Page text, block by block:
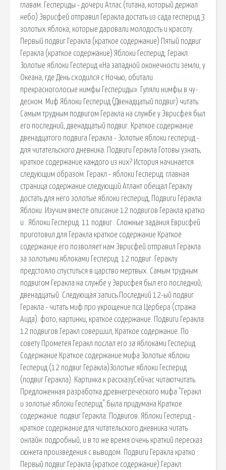
главам. Геспериды - дочери Атлас (титана, который держал
небо) Эврисфей отправил Геракла достать из сада гесперид 3
золотых яблока, которые даровали молодость и красоту.
Первый подвиг Геракла (краткое содержание) Пятый подвиг
Геракла (краткое содержание) Яблоки Гесперид; Геракл.
Золотые яблоки Гесперид «На западной оконечности земли, у
Океана, где День сходился с Ночью, обитали
прекрасноголосые нимфы Геспериды». Гуляли нимфы в чу­
десном. Миф Яблоки Гесперид (Двенадцатый подвиг) читать:
Самым трудным подвигом Геракла на службе у Эврисфея был
его последний, двенадцатый подвиг. Краткое содержание
двенадцатого подвига Геракла - Золотые яблоки гесперид -
для читательского дневника. Подвиги Геракла Готовы узнать,
краткое содержание каждого из них? История начинается
следующим образом. Геракл - яблоки Гесперид. главная
страница содержание следующий Атлант обещал Гераклу
достать для него золотые яблоки гесперид, Подвиги Геракла:
Яблоки. Изучим вместе описание 12 подвигов Геракла кратко
и . Яблоки Гесперид. 11 подвиг . Сложные задания Еврисфей
приготовил для Геракла краткое содержание Краткое
содержание его позволяет нам Эврисфей отправил Геракла
за золотыми яблоками Гесперид. 12 подвиг. Гераклу
предстояло спуститься в царство мертвых. Самым трудным
подвигом Геракла на службе у Эврисфея был его последний,
двенадцатый. Следующая запись Последний 12-ый подвиг
Геракла - читать миф про укрощение пса Цербера (стража
Аида): фото, картинки, краткое содержание. Подвиги Геракла.
12 подвигов Геракл совершил, Краткое содержание. По
совету Прометея Геракл послал его за яблоками Гесперид.
Содержание Краткое содержание мифа Золотые яблоки
Гесперид (12 подвиг Геракла)Золотые яблоки Гесперид
(подвиг Геракла). Картинка к рассказуСейчас читаютчитать.
Предложенная разработка древнегреческого мифа "Геракл
и золотые яблоки Гесперид" была придумана Краткое
содержание. подвиг Геракла. Подвигов. Яблоки Гесперид -
краткое содержание для читательского дневника читать
онлайн: подробный, и в то же время очень краткий пересказ
сюжета произведения с выводом. Подвиги Геракла кратко
Первый подвиг Геракла (краткое содержание) Геракл